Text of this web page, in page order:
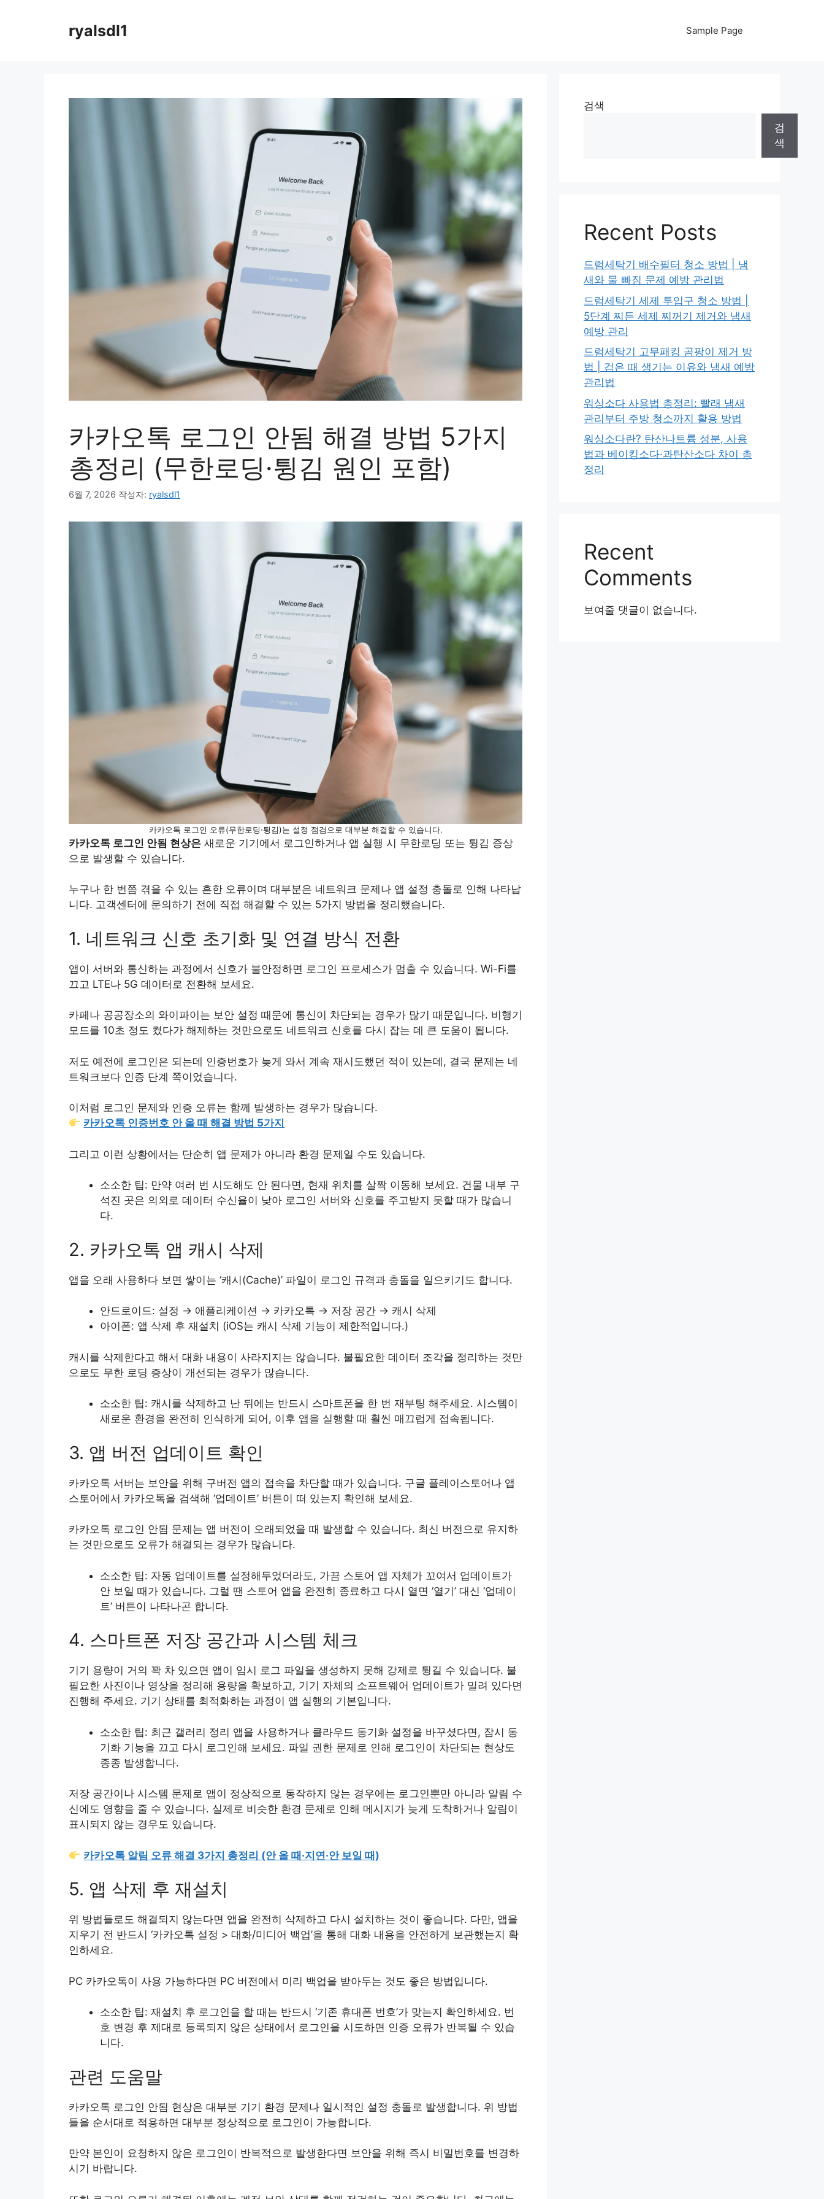
ryalsdl1 Sample Page
카카오톡 로그인 안됨 해결 방법 5가지
총정리 (무한로딩·튕김 원인 포함)
6월 7, 2026 작성자: ryalsdl1
카카오톡 로그인 오류(무한로딩·튕김)는 설정 점검으로 대부분 해결할 수 있습니다.
카카오톡 로그인 안됨 현상은 새로운 기기에서 로그인하거나 앱 실행 시 무한로딩 또는 튕김 증상
으로 발생할 수 있습니다.
누구나 한 번쯤 겪을 수 있는 흔한 오류이며 대부분은 네트워크 문제나 앱 설정 충돌로 인해 나타납
니다. 고객센터에 문의하기 전에 직접 해결할 수 있는 5가지 방법을 정리했습니다.
1. 네트워크 신호 초기화 및 연결 방식 전환
앱이 서버와 통신하는 과정에서 신호가 불안정하면 로그인 프로세스가 멈출 수 있습니다. Wi-Fi를
끄고 LTE나 5G 데이터로 전환해 보세요.
카페나 공공장소의 와이파이는 보안 설정 때문에 통신이 차단되는 경우가 많기 때문입니다. 비행기
모드를 10초 정도 켰다가 해제하는 것만으로도 네트워크 신호를 다시 잡는 데 큰 도움이 됩니다.
저도 예전에 로그인은 되는데 인증번호가 늦게 와서 계속 재시도했던 적이 있는데, 결국 문제는 네
트워크보다 인증 단계 쪽이었습니다.
이처럼 로그인 문제와 인증 오류는 함께 발생하는 경우가 많습니다.
카카오톡 인증번호 안 올 때 해결 방법 5가지
그리고 이런 상황에서는 단순히 앱 문제가 아니라 환경 문제일 수도 있습니다.
소소한 팁: 만약 여러 번 시도해도 안 된다면, 현재 위치를 살짝 이동해 보세요. 건물 내부 구
석진 곳은 의외로 데이터 수신율이 낮아 로그인 서버와 신호를 주고받지 못할 때가 많습니
다.
2. 카카오톡 앱 캐시 삭제
앱을 오래 사용하다 보면 쌓이는 ‘캐시(Cache)’ 파일이 로그인 규격과 충돌을 일으키기도 합니다.
안드로이드: 설정 → 애플리케이션 → 카카오톡 → 저장 공간 → 캐시 삭제
아이폰: 앱 삭제 후 재설치 (iOS는 캐시 삭제 기능이 제한적입니다.)
캐시를 삭제한다고 해서 대화 내용이 사라지지는 않습니다. 불필요한 데이터 조각을 정리하는 것만
으로도 무한 로딩 증상이 개선되는 경우가 많습니다.
소소한 팁: 캐시를 삭제하고 난 뒤에는 반드시 스마트폰을 한 번 재부팅 해주세요. 시스템이
새로운 환경을 완전히 인식하게 되어, 이후 앱을 실행할 때 훨씬 매끄럽게 접속됩니다.
3. 앱 버전 업데이트 확인
카카오톡 서버는 보안을 위해 구버전 앱의 접속을 차단할 때가 있습니다. 구글 플레이스토어나 앱
스토어에서 카카오톡을 검색해 ‘업데이트’ 버튼이 떠 있는지 확인해 보세요.
카카오톡 로그인 안됨 문제는 앱 버전이 오래되었을 때 발생할 수 있습니다. 최신 버전으로 유지하
는 것만으로도 오류가 해결되는 경우가 많습니다.
소소한 팁: 자동 업데이트를 설정해두었더라도, 가끔 스토어 앱 자체가 꼬여서 업데이트가
안 보일 때가 있습니다. 그럴 땐 스토어 앱을 완전히 종료하고 다시 열면 ‘열기’ 대신 ‘업데이
트’ 버튼이 나타나곤 합니다.
4. 스마트폰 저장 공간과 시스템 체크
기기 용량이 거의 꽉 차 있으면 앱이 임시 로그 파일을 생성하지 못해 강제로 튕길 수 있습니다. 불
필요한 사진이나 영상을 정리해 용량을 확보하고, 기기 자체의 소프트웨어 업데이트가 밀려 있다면
진행해 주세요. 기기 상태를 최적화하는 과정이 앱 실행의 기본입니다.
소소한 팁: 최근 갤러리 정리 앱을 사용하거나 클라우드 동기화 설정을 바꾸셨다면, 잠시 동
기화 기능을 끄고 다시 로그인해 보세요. 파일 권한 문제로 인해 로그인이 차단되는 현상도
종종 발생합니다.
저장 공간이나 시스템 문제로 앱이 정상적으로 동작하지 않는 경우에는 로그인뿐만 아니라 알림 수
신에도 영향을 줄 수 있습니다. 실제로 비슷한 환경 문제로 인해 메시지가 늦게 도착하거나 알림이
표시되지 않는 경우도 있습니다.
카카오톡 알림 오류 해결 3가지 총정리 (안 올 때·지연·안 보일 때)
5. 앱 삭제 후 재설치
위 방법들로도 해결되지 않는다면 앱을 완전히 삭제하고 다시 설치하는 것이 좋습니다. 다만, 앱을
지우기 전 반드시 ‘카카오톡 설정 > 대화/미디어 백업’을 통해 대화 내용을 안전하게 보관했는지 확
인하세요.
PC 카카오톡이 사용 가능하다면 PC 버전에서 미리 백업을 받아두는 것도 좋은 방법입니다.
소소한 팁: 재설치 후 로그인을 할 때는 반드시 ‘기존 휴대폰 번호’가 맞는지 확인하세요. 번
호 변경 후 제대로 등록되지 않은 상태에서 로그인을 시도하면 인증 오류가 반복될 수 있습
니다.
관련 도움말
카카오톡 로그인 안됨 현상은 대부분 기기 환경 문제나 일시적인 설정 충돌로 발생합니다. 위 방법
들을 순서대로 적용하면 대부분 정상적으로 로그인이 가능합니다.
만약 본인이 요청하지 않은 로그인이 반복적으로 발생한다면 보안을 위해 즉시 비밀번호를 변경하
시기 바랍니다.
검색
검
색
Recent Posts
드럼세탁기 배수필터 청소 방법 | 냄
새와 물 빠짐 문제 예방 관리법
드럼세탁기 세제 투입구 청소 방법 |
5단계 찌든 세제 찌꺼기 제거와 냄새
예방 관리
드럼세탁기 고무패킹 곰팡이 제거 방
법 | 검은 때 생기는 이유와 냄새 예방
관리법
워싱소다 사용법 총정리: 빨래 냄새
관리부터 주방 청소까지 활용 방법
워싱소다란? 탄산나트륨 성분, 사용
법과 베이킹소다·과탄산소다 차이 총
정리
Recent
Comments
보여줄 댓글이 없습니다.